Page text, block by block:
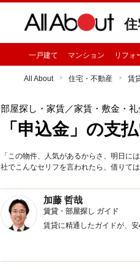
一戸建て マンション リフォ
All About 住宅・不動産 賃
部屋探し・家賃／家賃・敷金・礼
「申込金」の支
「この物件、人気があるからさ、明日
社でこんなセリフを言われたら、借りては
加藤 哲哉
賃貸・部屋探し ガイド
賃貸に精通したガイドが、